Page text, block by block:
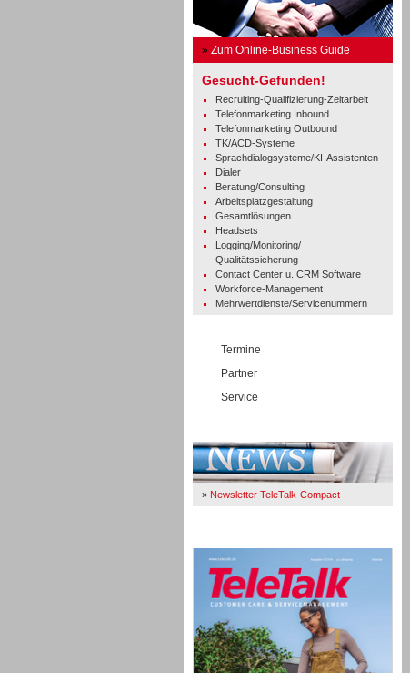
» Zum Online-Business Guide
Gesucht-Gefunden!
Recruiting-Qualifizierung-Zeitarbeit
Telefonmarketing Inbound
Telefonmarketing Outbound
TK/ACD-Systeme
Sprachdialogsysteme/KI-Assistenten
Dialer
Beratung/Consulting
Arbeitsplatzgestaltung
Gesamtlösungen
Headsets
Logging/Monitoring/
Qualitätssicherung
Contact Center u. CRM Software
Workforce-Management
Mehrwertdienste/Servicenummern
Termine
Partner
Service
» Newsletter TeleTalk-Compact